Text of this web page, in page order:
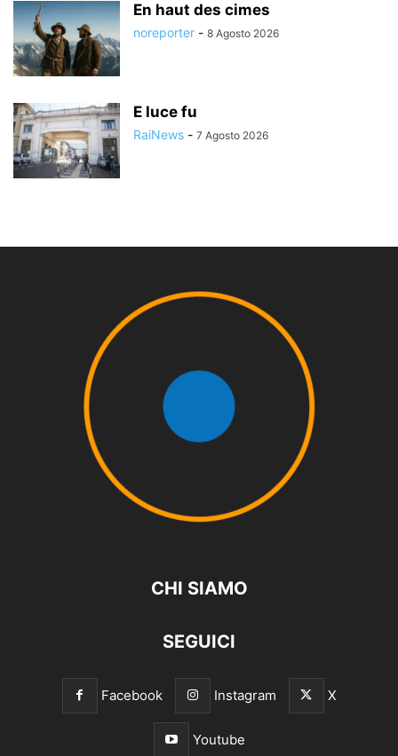
En haut des cimes
noreporter - 8 Agosto 2026
E luce fu
RaiNews - 7 Agosto 2026
CHI SIAMO
SEGUICI
Facebook Instagram X
Youtube